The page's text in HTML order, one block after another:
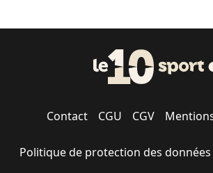
Contact CGU CGV
Politique de protection des données